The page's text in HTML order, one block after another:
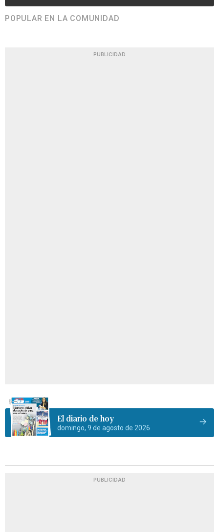
POPULAR EN LA COMUNIDAD
PUBLICIDAD
El diario de hoy
domingo, 9 de agosto de 2026
PUBLICIDAD